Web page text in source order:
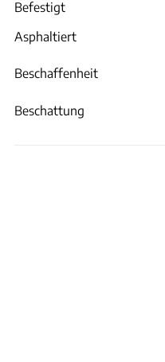
Befestigt
Asphaltiert
Beschaffenheit
Beschattung